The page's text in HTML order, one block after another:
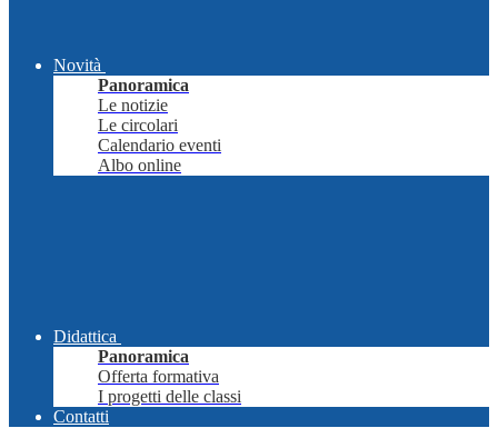
Novità
Panoramica
Le notizie
Le circolari
Calendario eventi
Albo online
Didattica
Panoramica
Offerta formativa
I progetti delle classi
Contatti